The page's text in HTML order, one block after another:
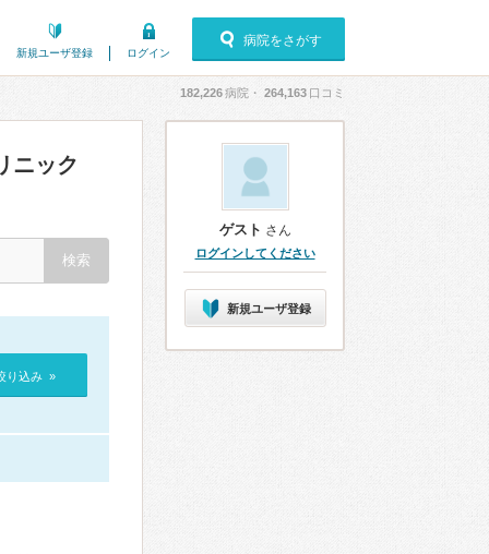
新規ユーザ登録 ログイン
病院をさがす
182,226病院・ 264,163 口コミ
ニック
り込み »
ゲスト さん
ログインしてください
新規ユーザ登録